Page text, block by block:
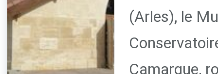
(Arles), le
Camargue,